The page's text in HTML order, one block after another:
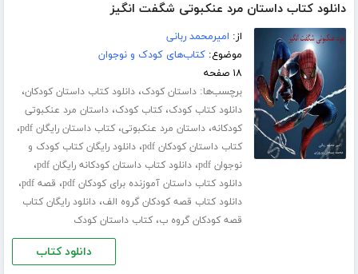
دانلود کتاب داستان مرد عنکبوتی شگفت انگیز
از: امیرمحمد ربانی
موضوع:کتاب‌های کودک و نوجوان
۱۸ صفحه
برچسب‌ها:داستان کودک،دانلود کتاب داستان کودکان،
دانلود کتاب کودک،کتاب کودک،داستان مرد عنکبوتی
کودکانه،داستان مرد عنکبوتی،کتاب داستان رایگان pdf ،
کتاب داستان کودکان pdf ،دانلود رایگان کتاب کودک و
نوجوان pdf
،دانلود کتاب داستان کودکانه رایگان pdf ،
دانلود کتاب داستان آموزنده برای کودکان pdf ، قصه pdf ،
دانلود کتاب قصه کودکان گروه الف،دانلود رایگان کتاب
قصه کودکان گروه ب،کتاب داستان کودک
دانلود کتاب